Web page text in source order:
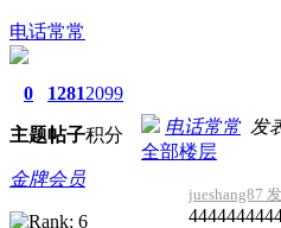
电话常常
0
主题
1281
帖子
2099
积分
金牌会员
电话常常发
全部楼层
jueshang87